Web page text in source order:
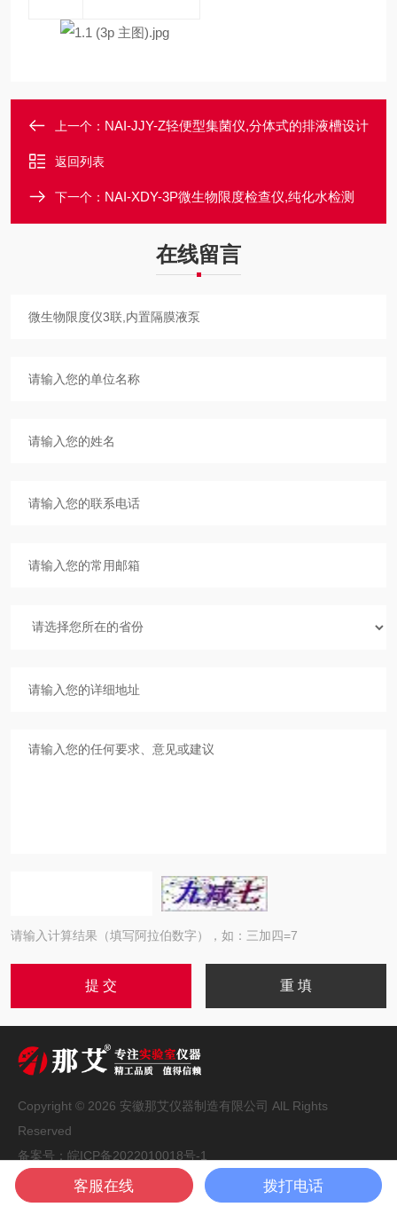
上一个： NAI-JJY-Z轻便型集菌仪,分体式的排液槽设计
返回列表
下一个： NAI-XDY-3P微生物限度检查仪,纯化水检测
在线留言
请输入计算结果（填写阿拉伯数字），如：三加四=7
Copyright © 2026 安徽那艾仪器制造有限公司 AlL Rights
Reserved
备案号： 皖ICP备2022010018号-1
技术支持：化工仪器网 管理登录 sitemap.xml
客服在线 拨打电话